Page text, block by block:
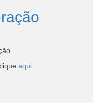
aqui